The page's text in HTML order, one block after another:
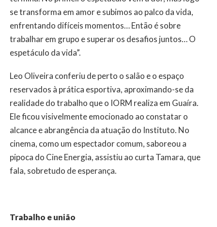
se transforma em amor e subimos ao palco da vida,
enfrentando difíceis momentos… Então é sobre
trabalhar em grupo e superar os desafios juntos… O
espetáculo da vida”.
Leo Oliveira conferiu de perto o salão e o espaço
reservados à prática esportiva, aproximando-se da
realidade do trabalho que o IORM realiza em Guaíra.
Ele ficou visivelmente emocionado ao constatar o
alcance e abrangência da atuação do Instituto. No
cinema, como um espectador comum, saboreou a
pipoca do Cine Energia, assistiu ao curta Tamara, que
fala, sobretudo de esperança.
Trabalho e união